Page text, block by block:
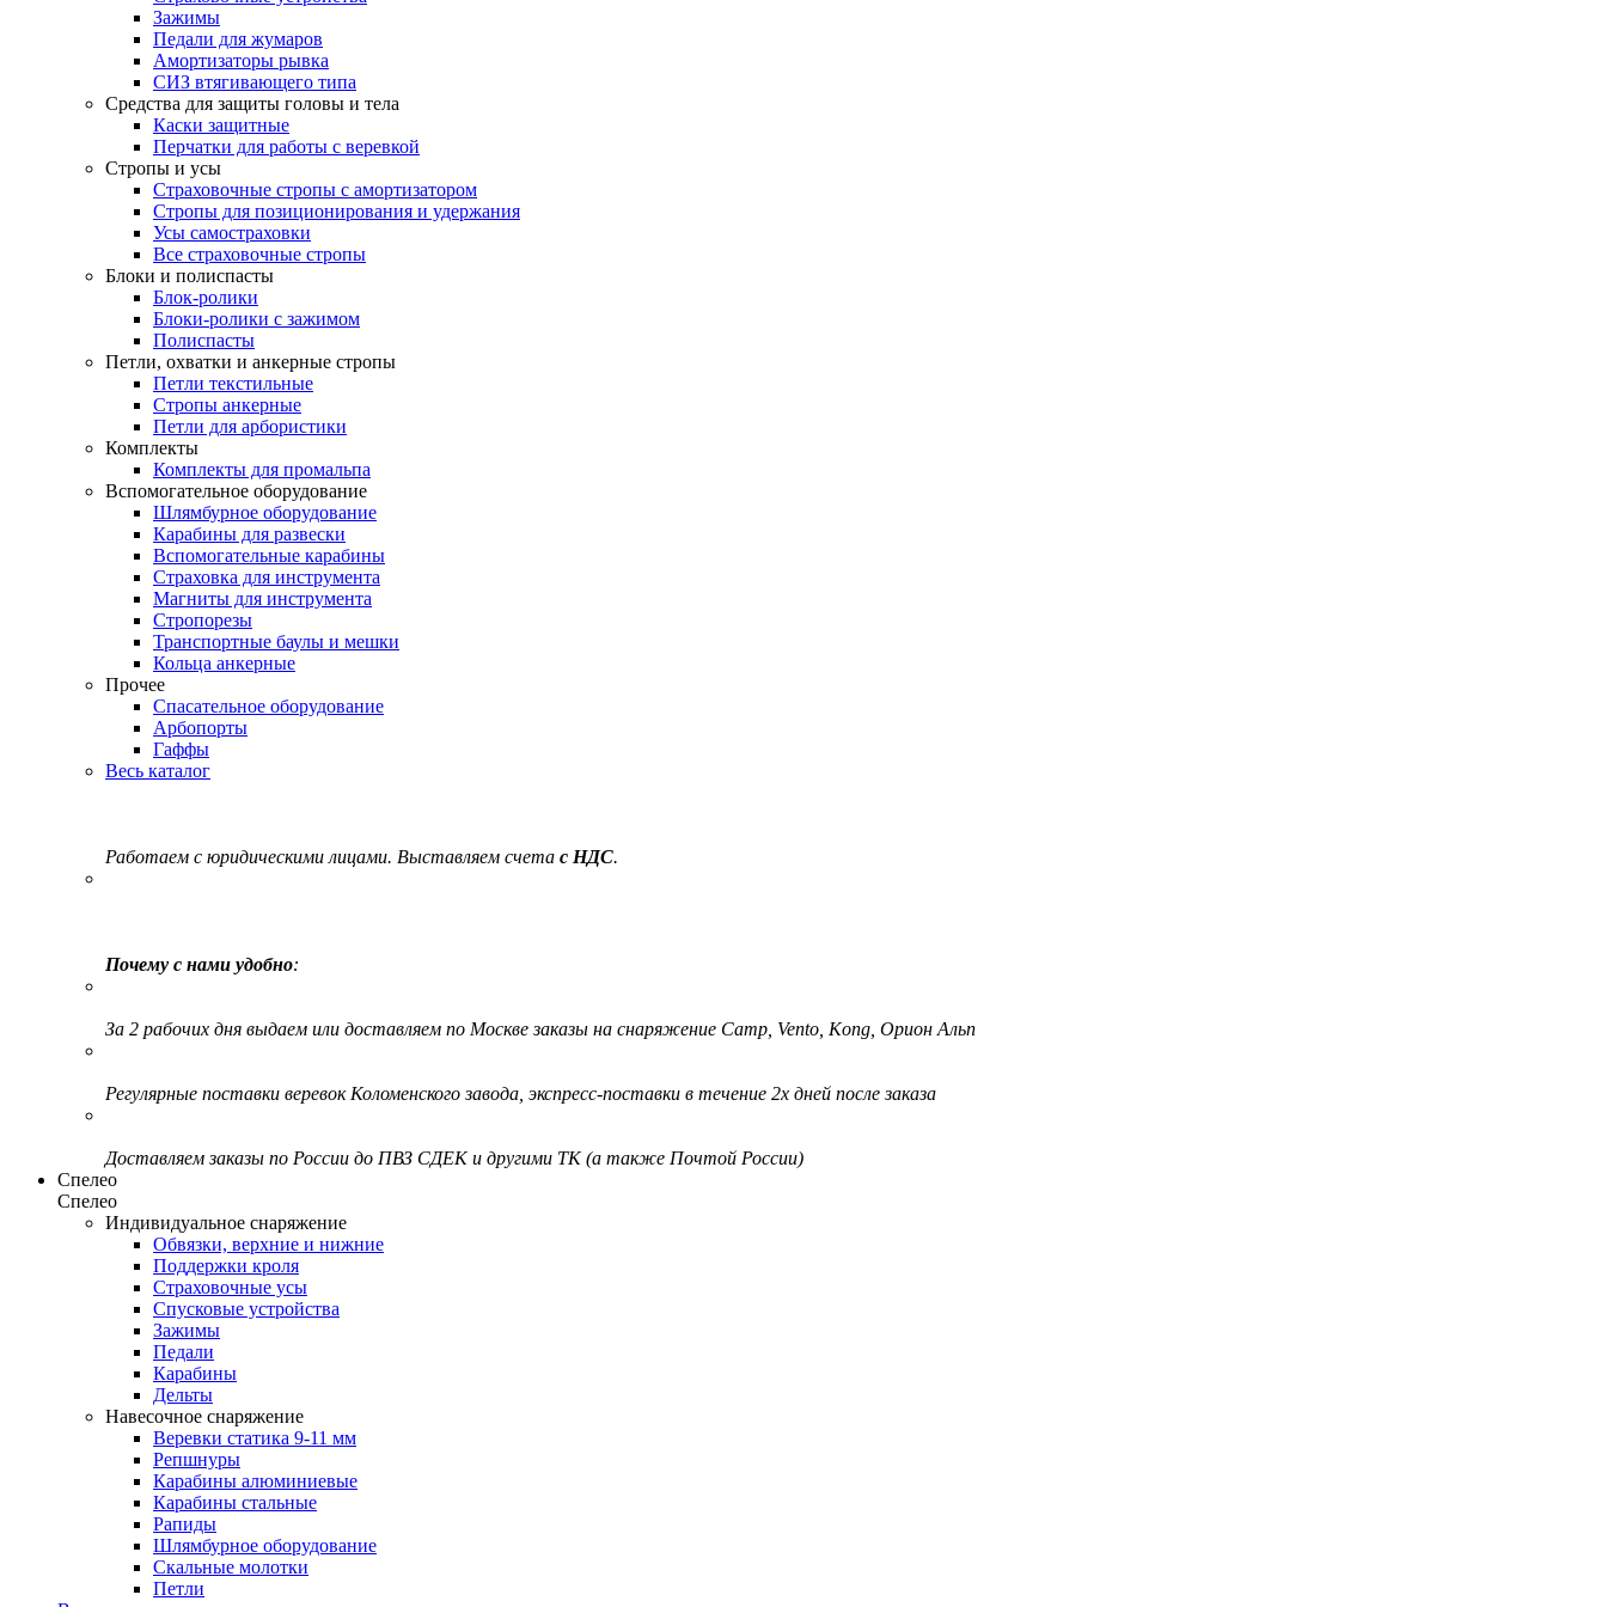
Зажимы
Педали для жумаров
Амортизаторы рывка
СИЗ втягивающего типа
Средства для защиты головы и тела
Каски защитные
Перчатки для работы с веревкой
Стропы и усы
Страховочные стропы с амортизатором
Стропы для позиционирования и удержания
Усы самостраховки
Все страховочные стропы
Блоки и полиспасты
Блок-ролики
Блоки-ролики с зажимом
Полиспасты
Петли, охватки и анкерные стропы
Петли текстильные
Стропы анкерные
Петли для арбористики
Комплекты
Комплекты для промальпа
Вспомогательное оборудование
Шлямбурное оборудование
Карабины для развески
Вспомогательные карабины
Страховка для инструмента
Магниты для инструмента
Стропорезы
Транспортные баулы и мешки
Кольца анкерные
Прочее
Спасательное оборудование
Арбопорты
Гаффы
Весь каталог
Работаем с юридическими лицами. Выставляем счета с НДС.
Почему с нами удобно:
За 2 рабочих дня выдаем или доставляем по Москве заказы на снаряжение Camp, Vento, Kong, Орион Альп
Регулярные поставки веревок Коломенского завода, экспресс-поставки в течение 2х дней после заказа
Доставляем заказы по России до ПВЗ СДЕК и другими ТК (а также Почтой России)
Спелео
Спелео
Индивидуальное снаряжение
Обвязки, верхние и нижние
Поддержки кроля
Страховочные усы
Спусковые устройства
Зажимы
Педали
Карабины
Дельты
Навесочное снаряжение
Веревки статика 9-11 мм
Репшнуры
Карабины алюминиевые
Карабины стальные
Рапиды
Шлямбурное оборудование
Скальные молотки
Петли